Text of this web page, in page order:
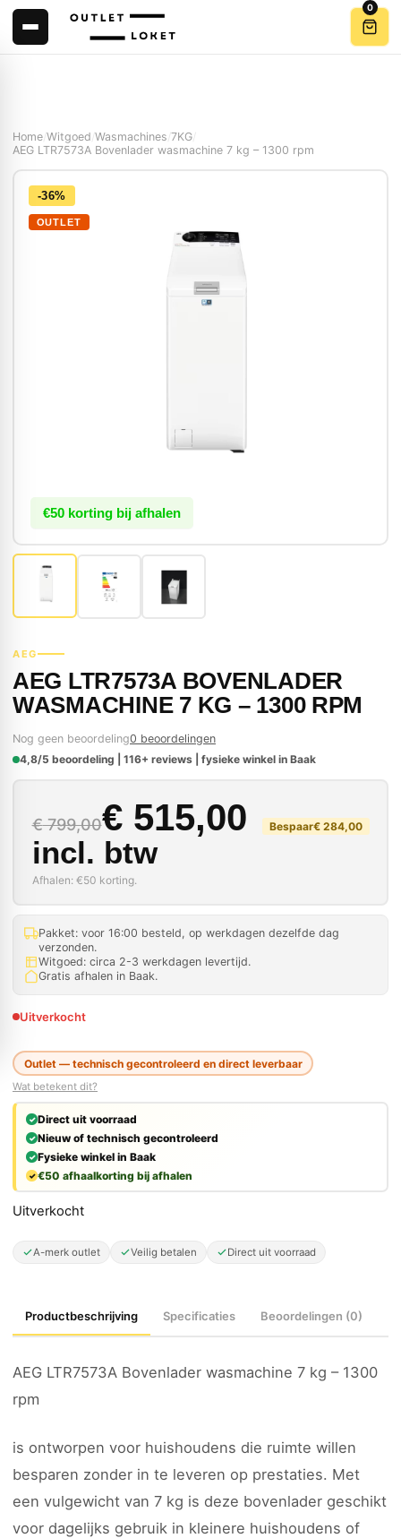
0
Home Witgoed Wasmachines 7KG
AEG LTR7573A Bovenlader wasmachine 7 kg – 1300 rpm
-36%
OUTLET
€50 korting bij afhalen
AEG
AEG LTR7573A BOVENLADER
WASMACHINE 7 KG – 1300 RPM
Nog geen beoordeling0 beoordelingen
4,8/5 beoordeling | 116+ reviews | fysieke winkel in Baak
€799,00
Oorspronkelijke
€515,00
Huidige prijs is: €
incl. btw
Bespaar€284,00
Afhalen: €50 korting.
Pakket: voor 16:00 besteld, op werkdagen dezelfde dag
verzonden.
Witgoed: circa 2-3 werkdagen levertijd.
Gratis afhalen in Baak.
Uitverkocht
Outlet — technisch gecontroleerd en direct leverbaar
Wat betekent dit?
Direct uit voorraad
Nieuw of technisch gecontroleerd
Fysieke winkel in Baak
€50 afhaalkorting bij afhalen
Uitverkocht
A-merk outlet Veilig betalen Direct uit voorraad
Productbeschrijving Specificaties Beoordelingen (0)
AEG LTR7573A Bovenlader wasmachine 7 kg – 1300
rpm
is ontworpen voor huishoudens die ruimte willen
besparen zonder in te leveren op prestaties. Met
een vulgewicht van 7 kg is deze bovenlader geschikt
voor dagelijks gebruik in kleinere huishoudens of